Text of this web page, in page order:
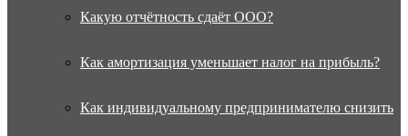
Какую отчётность сдаёт ООО?
Как амортизация уменьшает налог на прибыль?
Как индивидуальному предпринимателю снизить